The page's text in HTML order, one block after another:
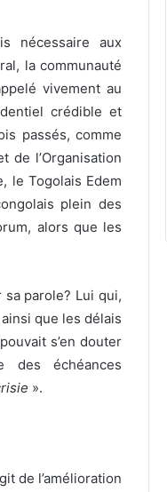
nécessaire aux
la communauté
vivement au
crédible et
passés, comme
de l’Organisation
le Togolais Edem
plein des
alors que les
parole? Lui qui,
que les délais
s’en douter
des échéances
».
de l’amélioration